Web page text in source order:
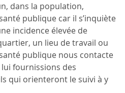
dans la population,
publique car il s’inquiète
incidence élevée de
un lieu de travail ou
publique nous contacte
fournissions des
qui orienteront le suivi à y